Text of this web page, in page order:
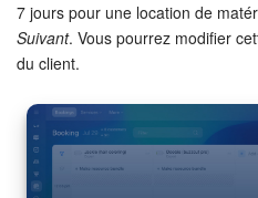
7 jours pour une location de
Suivant. Vous pourrez modifier
du client.